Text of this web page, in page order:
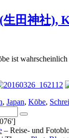
田神社),
ist wahrscheinlich
, Japan, Kōbe,
Search
– Reise- und